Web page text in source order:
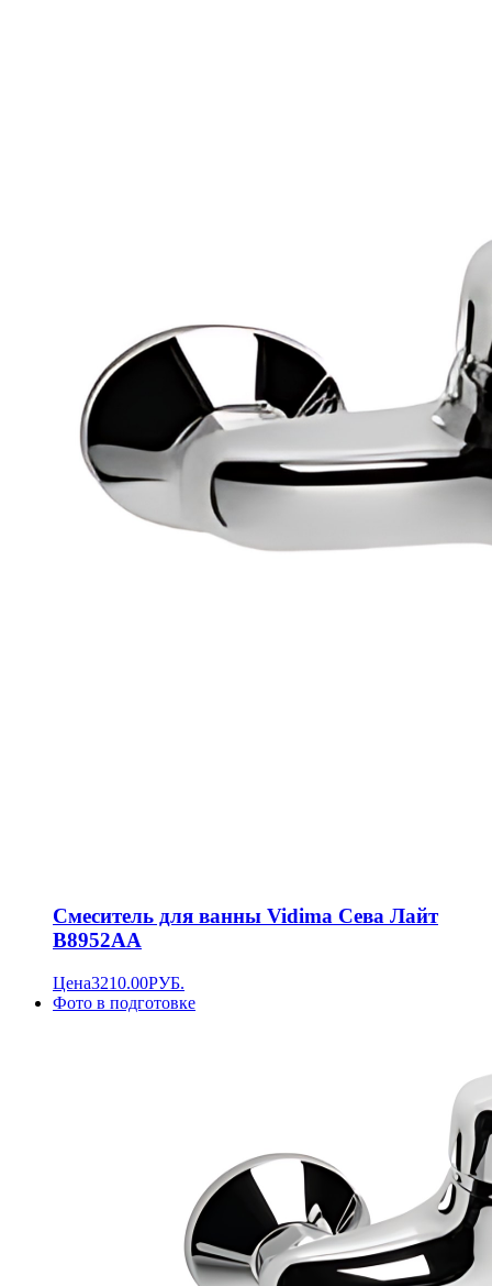
Смеситель для ванны Vidima Сева Лайт
B8952AA
Цена3210.00РУБ.
Фото в подготовке